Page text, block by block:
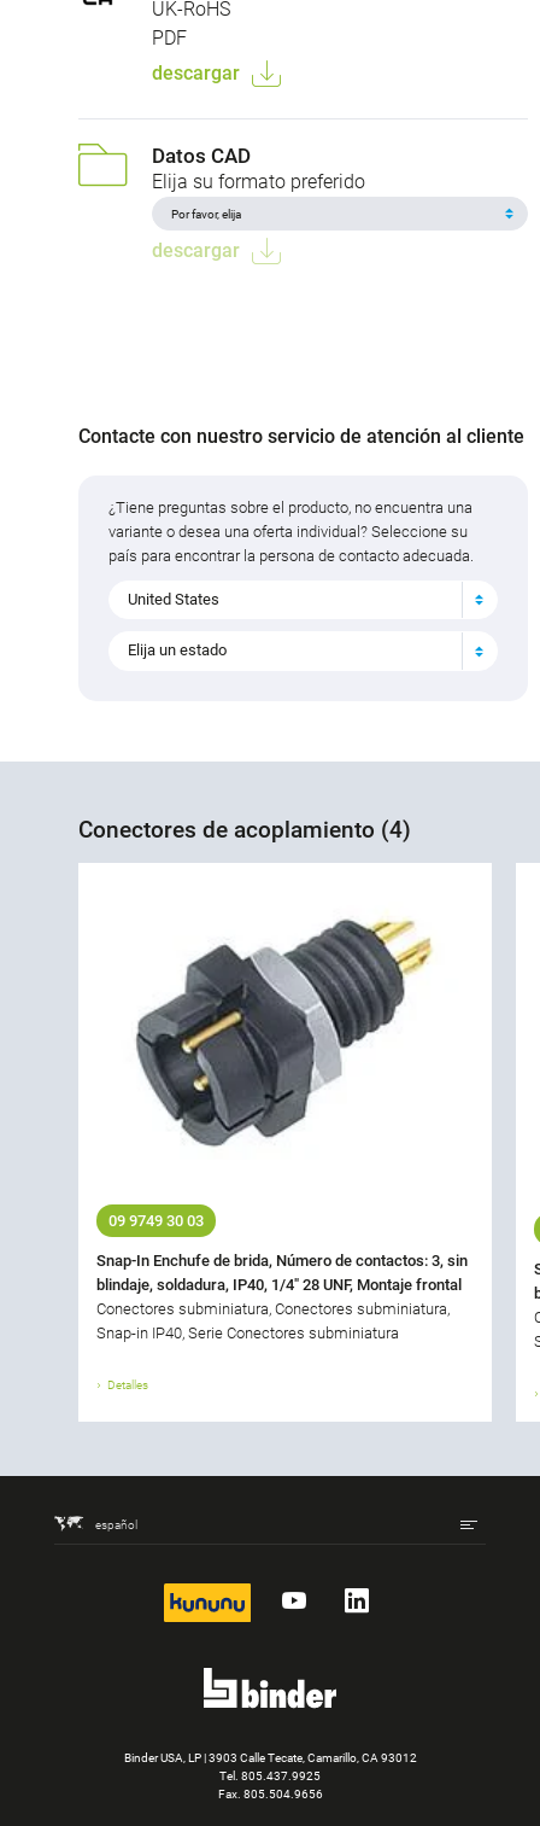
UK-RoHS
PDF
descargar
Datos CAD
Elija su formato preferido
descargar
Contacte con nuestro servicio de atención al cliente
¿Tiene preguntas sobre el producto, no encuentra una
variante o desea una oferta individual? Seleccione su
país para encontrar la persona de contacto adecuada.
United States
Elija un estado
Conectores de acoplamiento (4)
09 9749 30 03
Snap-In Enchufe de brida, Número de contactos: 3, sin
blindaje, soldadura, IP40, 1/4" 28 UNF, Montaje frontal
Conectores subminiatura, Conectores subminiatura,
Snap-in IP40, Serie Conectores subminiatura
Detalles
español
kununu YouTubeLinkedIn
Binder USA, LP | 3903 Calle Tecate, Camarillo, CA 93012
Tel. 805.437.9925
Fax. 805.504.9656